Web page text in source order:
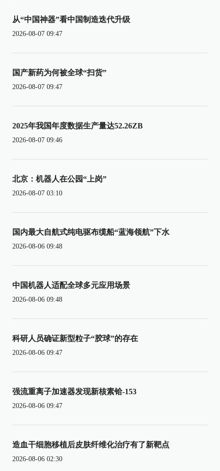
从“中国神器”看中国制造迭代升级
2026-08-07 09:47
国产新药为何被全球“扫货”
2026-08-07 09:47
2025年我国年度数据生产量达52.26ZB
2026-08-07 09:46
北京：机器人在公园“上岗”
2026-08-07 03:10
国内最大自航式纯电驱布缆船“蓝海领航”下水
2026-08-06 09:48
中国机器人适配全球多元应用场景
2026-08-06 09:48
科研人员确证新型粒子“胶球”的存在
2026-08-06 09:47
强流重离子加速器发现新核素铪-153
2026-08-06 09:47
造血干细胞移植后皮肤纤维化治疗有了新靶点
2026-08-06 02:30